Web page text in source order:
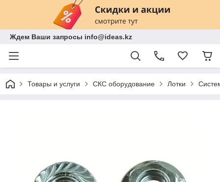
Ждем Ваши запросы info@ideas.kz
Товары и услуги СКС оборудование Лотки